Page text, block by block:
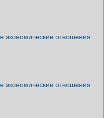
экономические отношения
экономические отношения